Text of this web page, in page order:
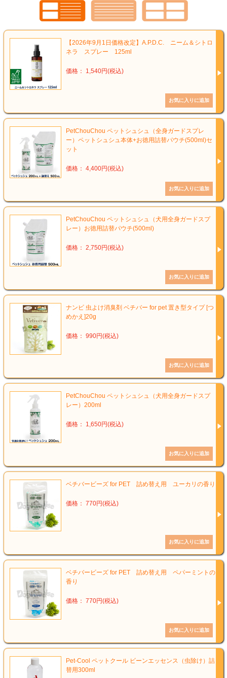
【2026年9月1日価格改定】A.P.D.C. ニーム＆シトロ
ネラ スプレー 125ml
価格： 1,540円(税込)
PetChouChou ペットシュシュ（全身ガードスプレ
ー）ペットシュシュ本体+お徳用詰替パウチ(500ml)セ
ット
価格： 4,400円(税込)
PetChouChou ペットシュシュ（犬用全身ガードスプ
レー）お徳用詰替パウチ(500ml)
価格： 2,750円(税込)
ナンビ 虫よけ消臭剤 ベチバー for pet 置き型タイプ [つ
めかえ]20g
価格： 990円(税込)
PetChouChou ペットシュシュ（犬用全身ガードスプ
レー）200ml
価格： 1,650円(税込)
ベチバービーズ for PET 詰め替え用 ユーカリの香り
価格： 770円(税込)
ベチバービーズ for PET 詰め替え用 ペパーミントの
香り
価格： 770円(税込)
Pet-Cool ペットクール ビーンエッセンス（虫除け）詰
替用300ml